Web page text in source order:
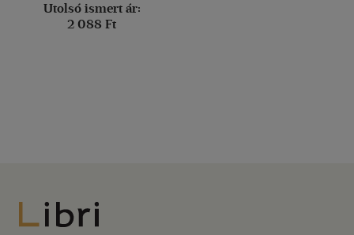
Utolsó ismert ár:
2 088 Ft
Libri